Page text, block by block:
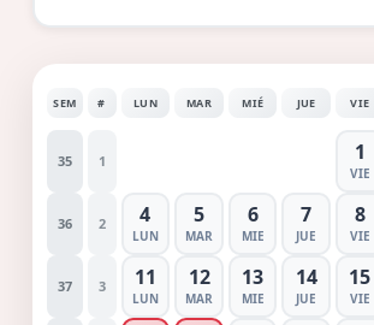
SEM # LUN MAR MIÉ JUE VIE
35 1 1
VIE
36 2 4
LUN
5
MAR
6
MIE
7
JUE
8
VIE
37 3 11
LUN
12
MAR
13
MIE
14
JUE
15
VIE